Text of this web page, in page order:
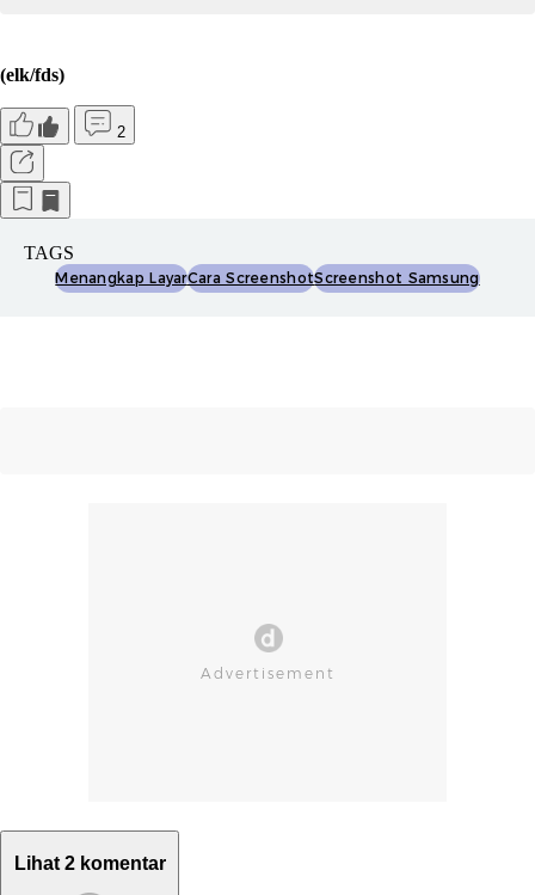
(elk/fds)
2
TAGS
Menangkap LayarCara ScreenshotScreenshot Samsung
Lihat 2 komentar